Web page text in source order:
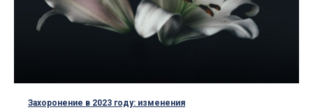
Захоронение в 2023 году: изменения